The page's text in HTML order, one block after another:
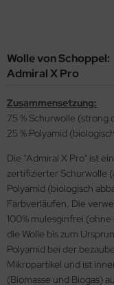
Wolle von Schoppel:
Admiral X Pro
Zusammensetzung:
75 % Schurwolle (strong
25 % Polyamid
Die "Admiral X Pro" ist
zertifizierter Schurwolle
Polyamid (biologisch
Farbverläufen. Die
100% mulesginfrei
die Wolle bis zum
Polyamid bei der
Mikropartikel und ist
(Biomasse und Biogas)